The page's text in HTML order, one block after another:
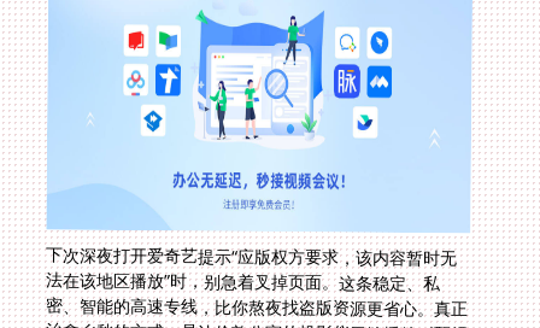
下次深夜打开爱奇艺提示“应版权方要求，该内容暂时无
法在该地区播放”时，别急着叉掉页面。这条稳定、私
密、智能的高速专线，比你熬夜找盗版资源更省心。真正
治愈乡愁的方式，是让伦敦公寓的投影仪无缝播放《甄嬛
传》4K修复版，还能在父母微信视频拨进来的瞬间无感
切换线路不卡顿。怎么在国外看国内电视剧？答案早已不
是技术问题，而是选择对的服务，把太平洋缩成一条点击